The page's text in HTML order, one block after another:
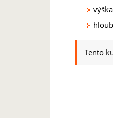
Tento